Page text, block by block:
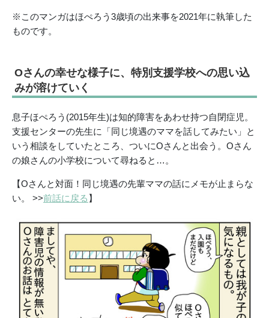
※このマンガはほぺろう3歳頃の出来事を2021年に執筆した
ものです。
Oさんの幸せな様子に、特別支援学校への思い込
みが溶けていく
息子ほぺろう(2015年生)は知的障害をあわせ持つ自閉症児。
支援センターの先生に「同じ境遇のママを話してみたい」と
いう相談をしていたところ、ついにOさんと出会う。Oさん
の娘さんの小学校について尋ねると…。
【Oさんと対面！同じ境遇の先輩ママの話にメモが止まらな
い。 >>前話に戻る 】